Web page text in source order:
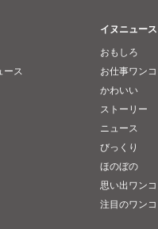
ース
イヌニュース
おもしろ
お仕事ワンコ
かわいい
ストーリー
ニュース
びっくり
ほのぼの
思い出ワンコ
注目のワンコ